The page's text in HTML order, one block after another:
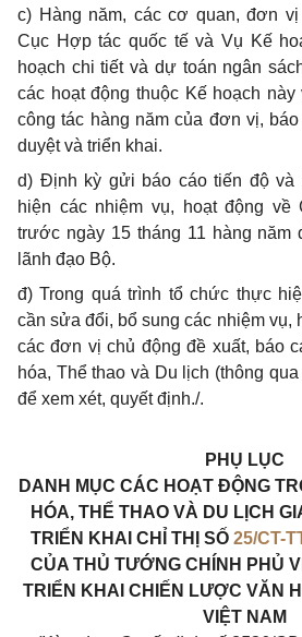
c) Hàng năm, các cơ quan, đơn
Cục Hợp tác quốc tế và Vụ Kế
hoạch chi tiết và dự toán ngân
các hoạt động thuộc Kế hoạch
công tác hàng năm của đơn vị,
duyệt và triển khai.
d) Định kỳ gửi báo cáo tiến độ và
hiện các nhiệm vụ, hoạt động
trước ngày 15 tháng 11 hàng năm
lãnh đạo Bộ.
đ) Trong quá trình tổ chức thực
cần sửa đổi, bổ sung các nhiệm vụ,
các đơn vị chủ động đề xuất, báo
hóa, Thể thao và Du lịch (thông
để xem xét, quyết định./.
PHỤ LỤC
DANH MỤC CÁC HOẠT ĐỘNG
HÓA, THỂ THAO VÀ DU LỊCH
TRIỂN KHAI CHỈ THỊ SỐ 25/CT-
CỦA THỦ TƯỚNG CHÍNH PHỦ
TRIỂN KHAI CHIẾN LƯỢC VĂN
VIỆT NAM